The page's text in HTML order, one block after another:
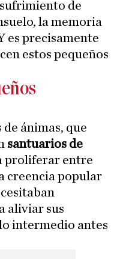
de
la memoria
es precisamente
estos pequeños
ánimas, que
santuarios de
proliferar entre
creencia popular
aliviar sus
intermedio antes